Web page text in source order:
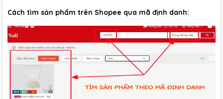
Cách tìm sản phẩm trên Shopee qua mã định danh: